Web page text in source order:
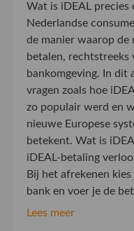
Wat is iDEAL
Nederlandse
de manier waarop de
betalen, rechtstreeks
bankomgeving. In
vragen zoals hoe
zo populair werd en
nieuwe Europese
betekent. Wat is
iDEAL-betaling
Bij het afrekenen
bank en voer je de
Lees meer